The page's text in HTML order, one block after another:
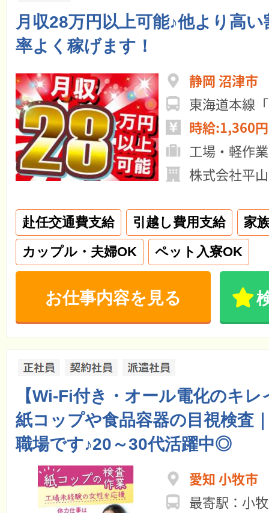
月収28万円以上可能♪他より高
率よく稼げます！
静岡 沼津市
東海道本線
時給:1,360
工場・軽作業
株式会社平
赴任交通費支給 引越し費用支給
家
カップル・夫婦OK
ペット入寮OK
お仕事内容を見る
【Wi-Fi付き・オール電化のキ
紙コップや食品容器の目視検査
職場です♪20～30代活躍中◎
愛知 小牧市
最寄駅：小